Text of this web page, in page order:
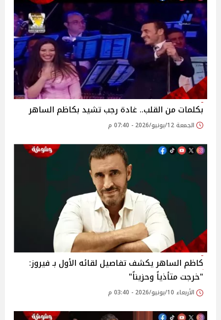
بكلمات من القلب.. غادة رجب تشيد بكاظم الساهر
الجمعة 12/يونيو/2026 - 07:40 م
كاظم الساهر يكشف تفاصيل لقائه الأول بـ فيروز:
"خرجت متأذياً وحزيناً"
الأربعاء 10/يونيو/2026 - 03:40 م